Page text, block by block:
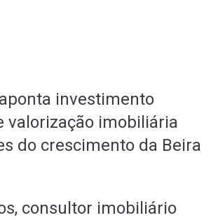
investimento
valorização imobiliária
do crescimento da Beira
consultor imobiliário